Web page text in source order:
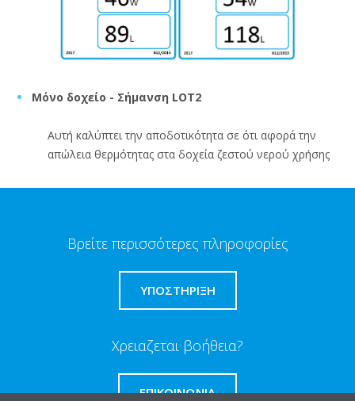
Μόνο δοχείο - Σήμανση LOT2
Αυτή καλύπτει την αποδοτικότητα σε ότι αφορά την
απώλεια θερμότητας στα δοχεία ζεστού νερού χρήσης
Βρείτε περισσότερες πληροφορίες
ΥΠΟΣΤΗΡΙΞΗ
Χρειαζεται βοήθεια?
ΕΠΙΚΟΙΝΩΝΊΑ